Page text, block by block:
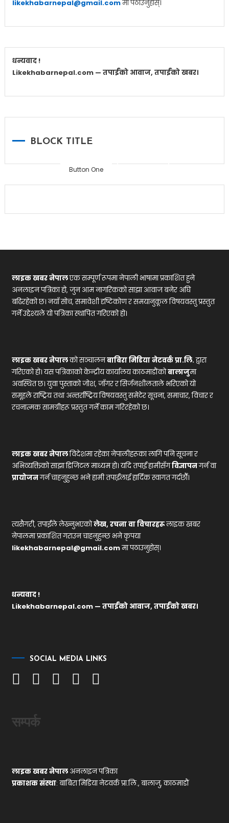
likekhabarnepal@gmail.comमा पठाउनुहोस्।
धन्यवाद !
Likekhabarnepal.com — तपाईंको आवाज, तपाईंको खबर।
BLOCK TITLE
Button One
लाइक खबर नेपालएक सम्पूर्ण रूपमा नेपाली भाषामा प्रकाशित हुने
अनलाइन पत्रिका हो, जुन आम नागरिकको साझा आवाज बनेर अघि
बढिरहेको छ। नयाँ सोच, समावेशी दृष्टिकोण र समयानुकूल विषयवस्तु प्रस्तुत
गर्ने उद्देश्यले यो पत्रिका स्थापित गरिएको हो।
लाइक खबर नेपालको सञ्चालनबाबिरा मिडिया नेटवर्क प्रा.लि.द्वारा
गरिएको हो। यस पत्रिकाको केन्द्रीय कार्यालय काठमाडौंकोबालाजुमा
अवस्थित छ। युवा पुस्ताको जोश, जाँगर र सिर्जनशीलताले भरिएको यो
समूहले राष्ट्रिय तथा अन्तर्राष्ट्रिय विषयवस्तु समेटेर सूचना, समाचार, विचार र
रचनात्मक सामग्रीहरू प्रस्तुत गर्ने काम गरिरहेको छ।
लाइक खबर नेपालविदेशमा रहेका नेपालीहरूका लागि पनि सूचना र
अभिव्यक्तिको साझा डिजिटल माध्यम हो। यदि तपाईं हामीसँगविज्ञापनगर्न वा
प्रायोजनगर्न चाहनुहुन्छ भने हामी तपाईंलाई हार्दिक स्वागत गर्दछौँ।
त्यसैगरी, तपाईंले लेख्नुभएकोलेख, रचना वा विचारहरूलाइक खबर
नेपालमा प्रकाशित गराउन चाहनुहुन्छ भने कृपया
likekhabarnepal@gmail.comमा पठाउनुहोस्।
धन्यवाद !
Likekhabarnepal.com — तपाईंको आवाज, तपाईंको खबर।
SOCIAL MEDIA LINKS
सम्पर्क
लाइक खबर नेपाल अनलाइन पत्रिका
प्रकाशक संस्था: बाबिरा मिडिया नेटवर्क प्रा.लि., बालाजु, काठमाडौं